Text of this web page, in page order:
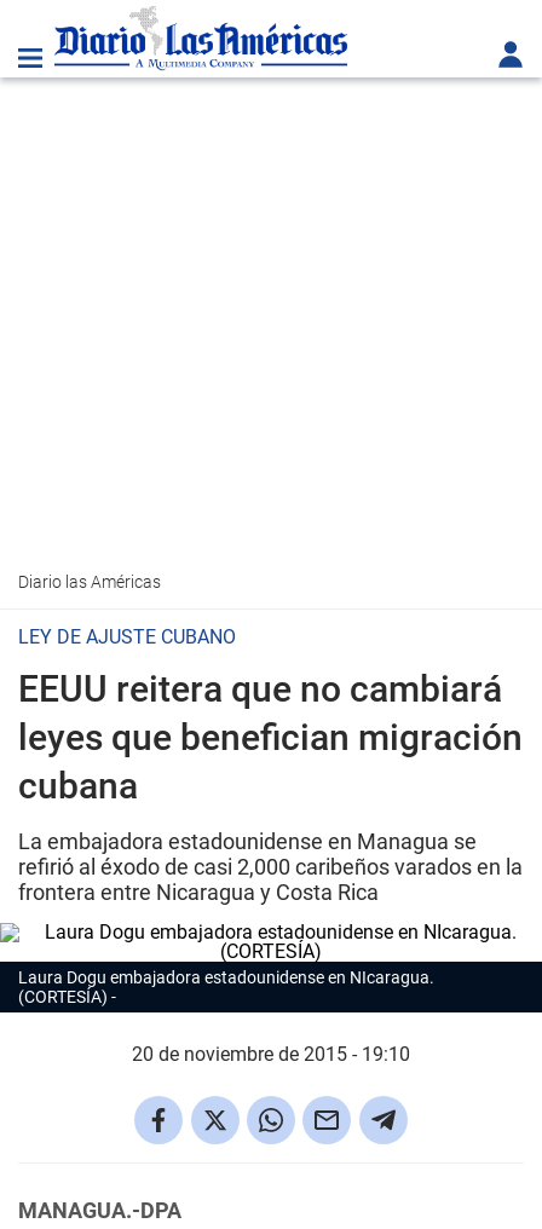
Diario las Américas
LEY DE AJUSTE CUBANO
EEUU reitera que no cambiará
leyes que benefician migración
cubana
La embajadora estadounidense en Managua se
refirió al éxodo de casi 2,000 caribeños varados en la
frontera entre Nicaragua y Costa Rica
Laura Dogu embajadora estadounidense en NIcaragua.
(CORTESÍA)
20 de noviembre de 2015 - 19:10
MANAGUA.-DPA